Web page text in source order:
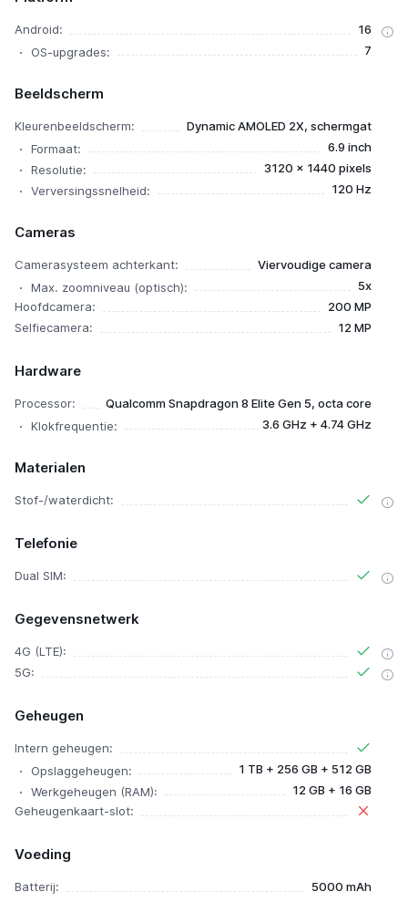
Android:
16
OS-upgrades:
7
Beeldscherm
Kleurenbeeldscherm:
Dynamic AMOLED 2X, schermgat
Formaat:
6.9 inch
Resolutie:
3120 x 1440 pixels
Verversingssnelheid:
120 Hz
Cameras
Camerasysteem achterkant:
Viervoudige camera
Max. zoomniveau (optisch):
5x
Hoofdcamera:
200 MP
Selfiecamera:
12 MP
Hardware
Processor:
Qualcomm Snapdragon 8 Elite Gen 5, octa core
Klokfrequentie:
3.6 GHz + 4.74 GHz
Materialen
Stof-/waterdicht:
Telefonie
Dual SIM:
Gegevensnetwerk
4G (LTE):
5G:
Geheugen
Intern geheugen:
Opslaggeheugen:
1 TB + 256 GB + 512 GB
Werkgeheugen (RAM):
12 GB + 16 GB
Geheugenkaart-slot:
Voeding
Batterij:
5000 mAh